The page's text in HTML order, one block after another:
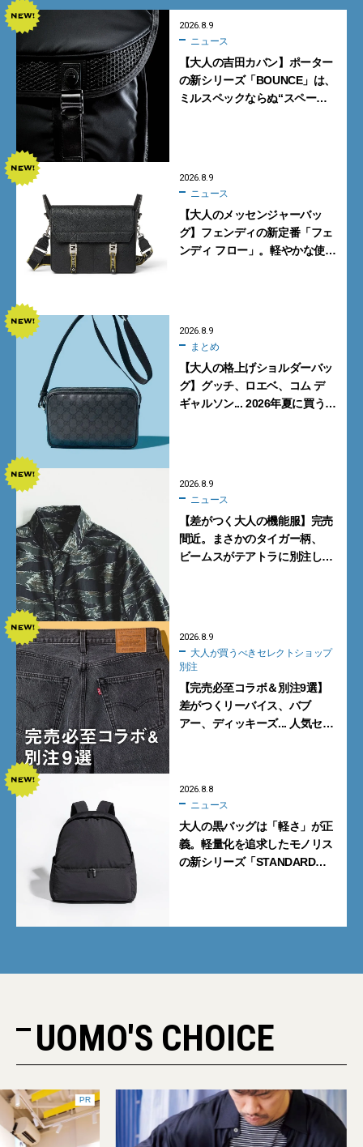
2026.8.9
ニュース
【大人の吉田カバン】ポーター
の新シリーズ「BOUNCE」は、
ミルスペックならぬ“スペース
2026.8.9
ニュース
【大人のメッセンジャーバッ
グ】フェンディの新定番「フェ
ンディ フロー」。軽やかな使い
2026.8.9
まとめ
【大人の格上げショルダーバッ
グ】グッチ、ロエベ、コム デ
ギャルソン... 2026年夏に買うべ
2026.8.9
ニュース
【差がつく大人の機能服】完売
間近。まさかのタイガー柄、
ビームスがテアトラに別注した
2026.8.9
別注
【完売必至コラボ＆別注9選】
差がつくリーバイス、バブ
アー、ディッキーズ... 人気セレ
2026.8.8
ニュース
大人の黒バッグは「軽さ」が正
義。軽量化を追求したモノリス
の新シリーズ「STANDARD
UOMO'S CHOICE